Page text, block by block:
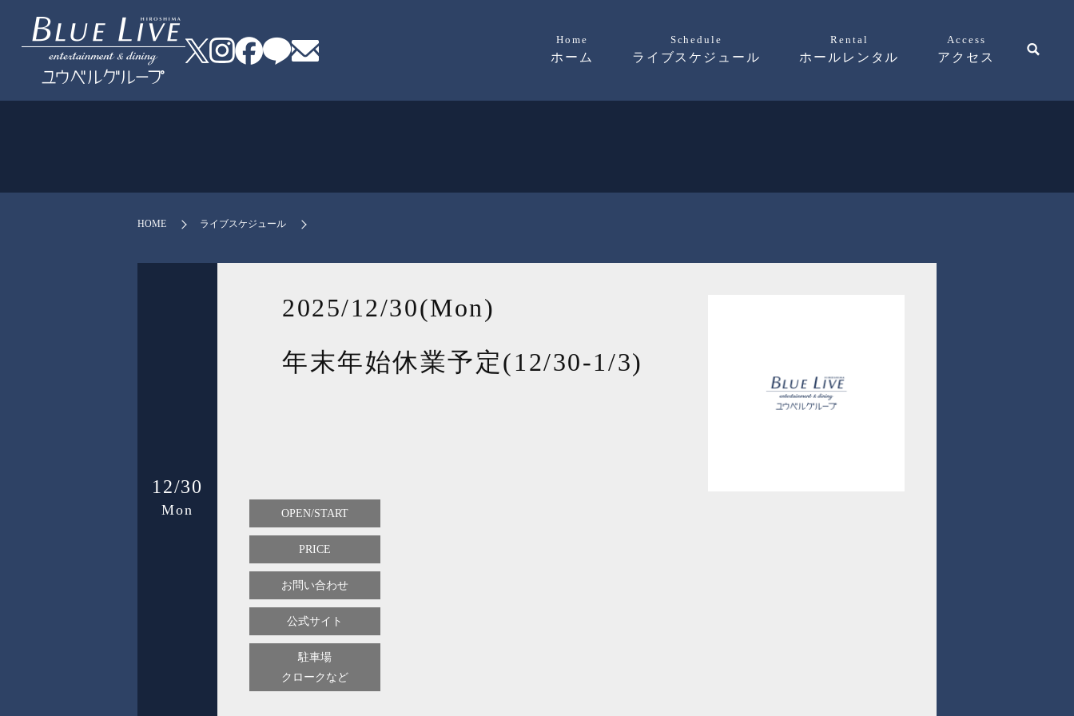
Home
ホーム
Schedule
ライブスケジュール
Rental
ホールレンタル
Access
アクセス
HOME ライブスケジュール
12/30
Mon
2025/12/30(Mon)
年末年始休業予定(12/30-1/3)
OPEN/START
PRICE
お問い合わせ
公式サイト
駐車場
クロークなど